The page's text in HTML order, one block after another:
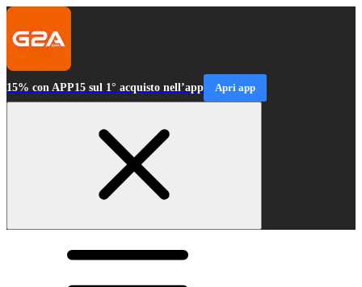
15% con APP15 sul 1° acquisto nell’app Apri app